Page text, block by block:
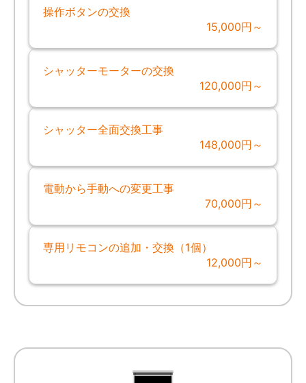
操作ボタンの交換
15,000円～
シャッターモーターの交換
120,000円～
シャッター全面交換工事
148,000円～
電動から手動への変更工事
70,000円～
専用リモコンの追加・交換（1個）
12,000円～